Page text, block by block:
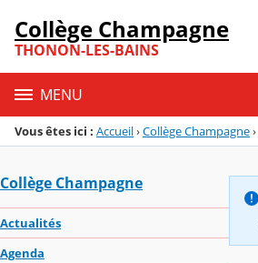
Menu de la rubrique
Contenu
Collège Champagne
THONON-LES-BAINS
MENU
Vous êtes ici : Accueil›Collège Champagne›
Collège Champagne
Actualités
Agenda